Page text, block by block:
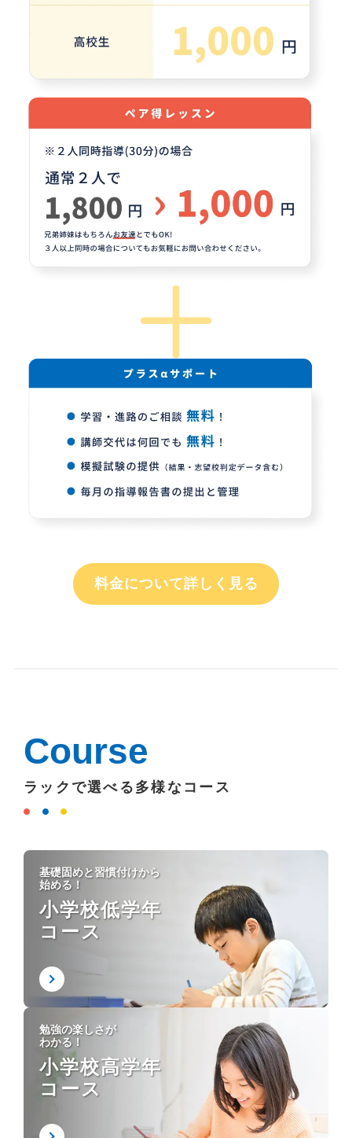
料金について詳しく見る
Course
ラックで選べる多様なコース
基礎固めと習慣付けから
始める！
小学校低学年
コース
勉強の楽しさが
わかる！
小学校高学年
コース